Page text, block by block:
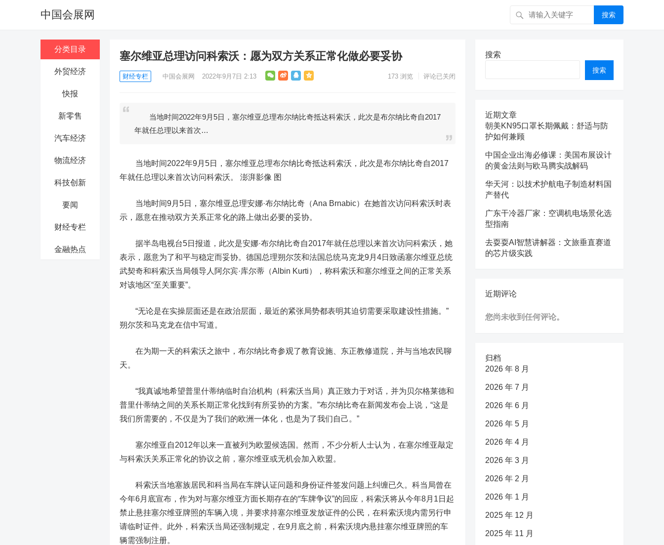
中国会展网 搜索
分类目录
外贸经济
快报
新零售
汽车经济
物流经济
科技创新
要闻
财经专栏
金融热点
塞尔维亚总理访问科索沃：愿为双方关系正常化做必要妥协
财经专栏 中国会展网 2022年9月7日 2:13 173 浏览 评论已关闭
当地时间2022年9月5日，塞尔维亚总理布尔纳比奇抵达科索沃，此次是布尔纳比奇自2017
年就任总理以来首次…
当地时间2022年9月5日，塞尔维亚总理布尔纳比奇抵达科索沃，此次是布尔纳比奇自2017
年就任总理以来首次访问科索沃。 澎湃影像 图
当地时间9月5日，塞尔维亚总理安娜·布尔纳比奇（Ana Brnabic）在她首次访问科索沃时表
示，愿意在推动双方关系正常化的路上做出必要的妥协。
据半岛电视台5日报道，此次是安娜·布尔纳比奇自2017年就任总理以来首次访问科索沃，她
表示，愿意为了和平与稳定而妥协。德国总理朔尔茨和法国总统马克龙9月4日致函塞尔维亚总统
武契奇和科索沃当局领导人阿尔宾·库尔蒂（Albin Kurti），称科索沃和塞尔维亚之间的正常关系
对该地区“至关重要”。
“无论是在实操层面还是在政治层面，最近的紧张局势都表明其迫切需要采取建设性措施。”
朔尔茨和马克龙在信中写道。
在为期一天的科索沃之旅中，布尔纳比奇参观了教育设施、东正教修道院，并与当地农民聊
天。
“我真诚地希望普里什蒂纳临时自治机构（科索沃当局）真正致力于对话，并为贝尔格莱德和
普里什蒂纳之间的关系长期正常化找到有所妥协的方案。”布尔纳比奇在新闻发布会上说，“这是
我们所需要的，不仅是为了我们的欧洲一体化，也是为了我们自己。”
塞尔维亚自2012年以来一直被列为欧盟候选国。然而，不少分析人士认为，在塞尔维亚敲定
与科索沃关系正常化的协议之前，塞尔维亚或无机会加入欧盟。
科索沃当地塞族居民和科当局在车牌认证问题和身份证件签发问题上纠缠已久。科当局曾在
今年6月底宣布，作为对与塞尔维亚方面长期存在的“车牌争议”的回应，科索沃将从今年8月1日起
禁止悬挂塞尔维亚牌照的车辆入境，并要求持塞尔维亚发放证件的公民，在科索沃境内需另行申
请临时证件。此外，科索沃当局还强制规定，在9月底之前，科索沃境内悬挂塞尔维亚牌照的车
辆需强制注册。
搜索
搜索
近期文章
朝美KN95口罩长期佩戴：舒适与防
护如何兼顾
中国企业出海必修课：美国布展设计
的黄金法则与欧马腾实战解码
华天河：以技术护航电子制造材料国
产替代
广东干冷器厂家：空调机电场景化选
型指南
去耍耍AI智慧讲解器：文旅垂直赛道
的芯片级实践
近期评论
您尚未收到任何评论。
归档
2026 年 8 月
2026 年 7 月
2026 年 6 月
2026 年 5 月
2026 年 4 月
2026 年 3 月
2026 年 2 月
2026 年 1 月
2025 年 12 月
2025 年 11 月